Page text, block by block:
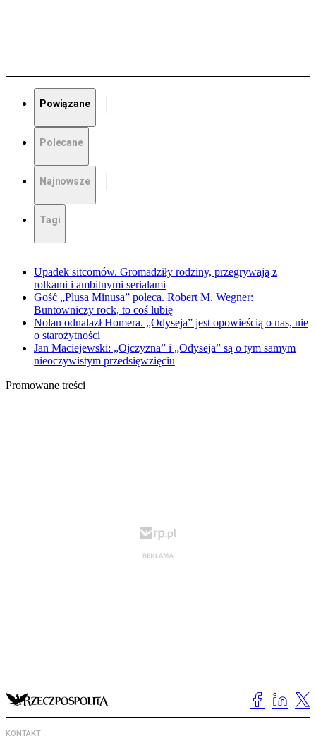
Powiązane
Polecane
Najnowsze
Tagi
Upadek sitcomów. Gromadziły rodziny, przegrywają z
rolkami i ambitnymi serialami
Gość „Plusa Minusa” poleca. Robert M. Wegner:
Buntowniczy rock, to coś lubię
Nolan odnalazł Homera. „Odyseja” jest opowieścią o nas, nie
o starożytności
Jan Maciejewski: „Ojczyzna” i „Odyseja” są o tym samym
nieoczywistym przedsięwzięciu
Promowane treści
KONTAKT